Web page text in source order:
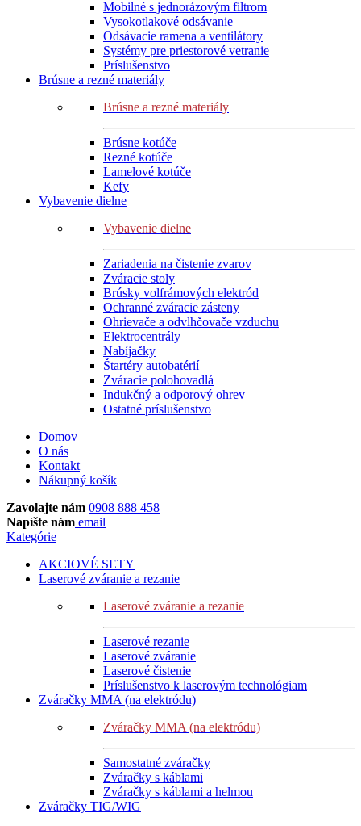
Mobilné s jednorázovým filtrom
Vysokotlakové odsávanie
Odsávacie ramena a ventilátory
Systémy pre priestorové vetranie
Príslušenstvo
Brúsne a rezné materiály
Brúsne a rezné materiály
Brúsne kotúče
Rezné kotúče
Lamelové kotúče
Kefy
Vybavenie dielne
Vybavenie dielne
Zariadenia na čistenie zvarov
Zváracie stoly
Brúsky volfrámových elektród
Ochranné zváracie zásteny
Ohrievače a odvlhčovače vzduchu
Elektrocentrály
Nabíjačky
Štartéry autobatérií
Zváracie polohovadlá
Indukčný a odporový ohrev
Ostatné príslušenstvo
Domov
O nás
Kontakt
Nákupný košík
Zavolajte nám 0908 888 458
Napíšte nám email
Kategórie
AKCIOVÉ SETY
Laserové zváranie a rezanie
Laserové zváranie a rezanie
Laserové rezanie
Laserové zváranie
Laserové čistenie
Príslušenstvo k laserovým technológiam
Zváračky MMA (na elektródu)
Zváračky MMA (na elektródu)
Samostatné zváračky
Zváračky s káblami
Zváračky s káblami a helmou
Zváračky TIG/WIG